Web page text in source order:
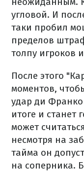
угловой. И
таки пробил
пределов
толпу игроков
После этого
моментов,
удар ди
итоге и станет
может
несмотря на
тайма он
на соперника.